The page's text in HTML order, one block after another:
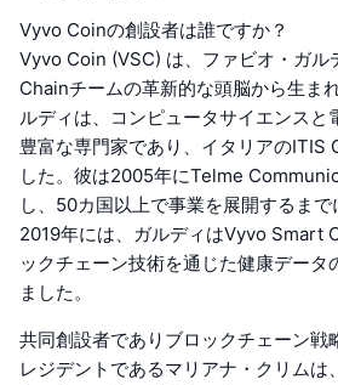
Vyvo Coinの創設者は誰ですか？
Vyvo Coin (VSC) は、ファビオ・ガ
Chainチームの革新的な頭脳から生ま
ルディは、コンピュータサイエンスと
豊富な専門家であり、イタリアのITIS
した。彼は2005年にTelme
し、50カ国以上で事業を展開するまで
2019年には、ガルディはVyvo Smart
ックチェーン技術を通じた健康データ
ました。
共同創設者でありブロックチェーン戦
レジデントであるマリアナ・クリム